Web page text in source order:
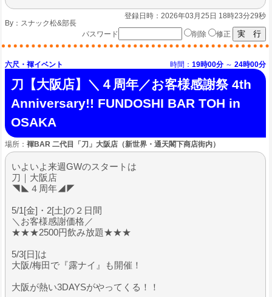
登録日時：2026年03月25日 18時23分29秒
By： スナック松&部長
パスワード
削除 修正
六尺・褌イベント 時間： 19時00分 ～ 24時00分
刀【大阪店】＼４周年／お客様感謝祭 4th
Anniversary!! FUNDOSHI BAR TOH in
OSAKA
場所： 褌BAR 二代目「刀」大阪店（新世界・通天閣下商店街内）
いよいよ来週GWのスタートは
刀｜大阪店
◥◣４周年◢◤
5/1[金]・2[土]の２日間
＼お客様感謝価格／
★★★2500円飲み放題★★★
5/3[日]は
大阪/梅田で『露ナイ』も開催！
大阪が熱い3DAYSがやってくる！！